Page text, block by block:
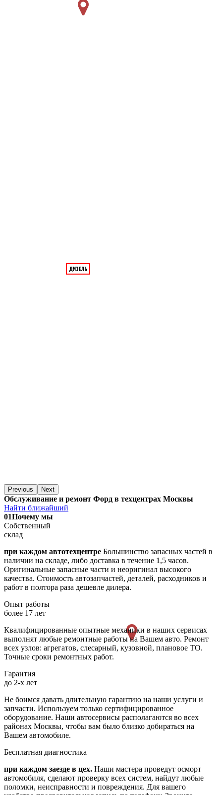
Previous Next
Обслуживание и ремонт Форд в техцентрах Москвы
Найти ближайший
01Почему мы
Собственный
склад
при каждом автотехцентре Большинство запасных частей в
наличии на складе, либо доставка в течение 1,5 часов.
Оригинальные запасные части и неоригинал высокого
качества. Стоимость автозапчастей, деталей, расходников и
работ в полтора раза дешевле дилера.
Опыт работы
более 17 лет
Квалифицированные опытные механики в наших сервисах
выполнят любые ремонтные работы на Вашем авто. Ремонт
всех узлов: агрегатов, слесарный, кузовной, плановое ТО.
Точные сроки ремонтных работ.
Гарантия
до 2-х лет
Не боимся давать длительную гарантию на наши услуги и
запчасти. Используем только сертифицированное
оборудование. Наши автосервисы располагаются во всех
районах Москвы, чтобы вам было близко добираться на
Вашем автомобиле.
Бесплатная диагностика
при каждом заезде в цех. Наши мастера проведут осморт
автомобиля, сделают проверку всех систем, найдут любые
поломки, неисправности и повреждения. Для вашего